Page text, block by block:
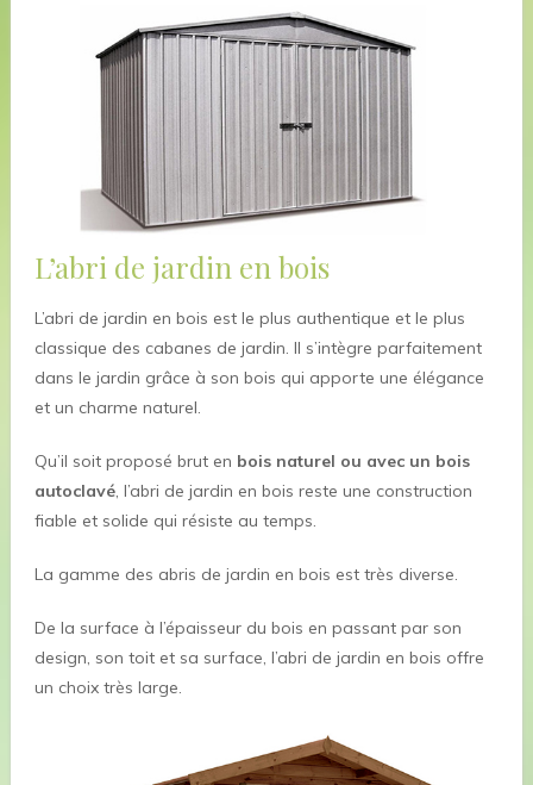
L’abri de jardin en bois
L’abri de jardin en bois est le plus authentique et le plus
classique des cabanes de jardin. Il s’intègre parfaitement
dans le jardin grâce à son bois qui apporte une élégance
et un charme naturel.
Qu’il soit proposé brut en bois naturel ou avec un bois
autoclavé, l’abri de jardin en bois reste une construction
fiable et solide qui résiste au temps.
La gamme des abris de jardin en bois est très diverse.
De la surface à l’épaisseur du bois en passant par son
design, son toit et sa surface, l’abri de jardin en bois offre
un choix très large.